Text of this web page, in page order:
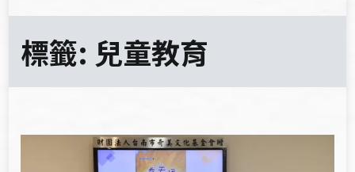
標籤: 兒童教育